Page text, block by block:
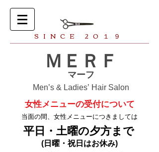
SINCE 20１９
​マーフ
​ＭＥＲＦ
Men’s & Ladies’ Hair Salon
女性メニューの受付について
​当面の間、女性メニューにつきましては
​平日・土曜の夕方まで
(日曜・祝日はお休み)